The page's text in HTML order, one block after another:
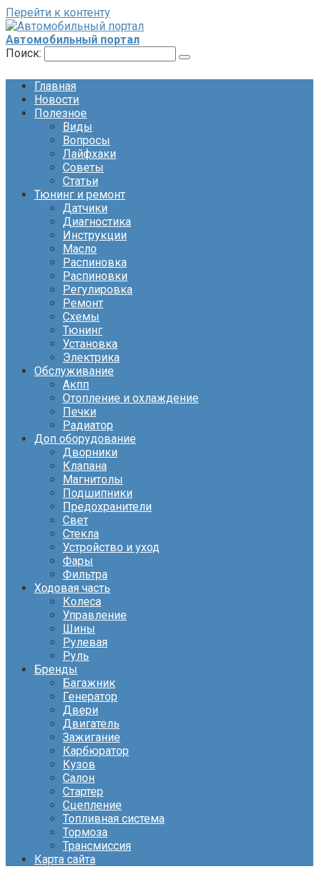
Перейти к контенту
Автомобильный портал
Поиск:
Главная
Новости
Полезное
Виды
Вопросы
Лайфхаки
Советы
Статьи
Тюнинг и ремонт
Датчики
Диагностика
Инструкции
Масло
Распиновка
Распиновки
Регулировка
Ремонт
Схемы
Тюнинг
Установка
Электрика
Обслуживание
Акпп
Отопление и охлаждение
Печки
Радиатор
Доп оборудование
Дворники
Клапана
Магнитолы
Подшипники
Предохранители
Свет
Стекла
Устройство и уход
Фары
Фильтра
Ходовая часть
Колеса
Управление
Шины
Рулевая
Руль
Бренды
Багажник
Генератор
Двери
Двигатель
Зажигание
Карбюратор
Кузов
Салон
Стартер
Сцепление
Топливная система
Тормоза
Трансмиссия
Карта сайта